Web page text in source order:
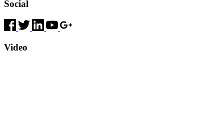
Social
Video